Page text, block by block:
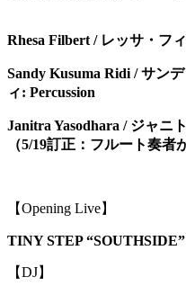
Rhesa Filbert / レッサ・フ
Sandy Kusuma Ridi /サン
ィ: Percussion
Janitra Yasodhara / ジャニ
（5/19訂正：フルート奏者
【Opening Live】
TINY STEP
【DJ】